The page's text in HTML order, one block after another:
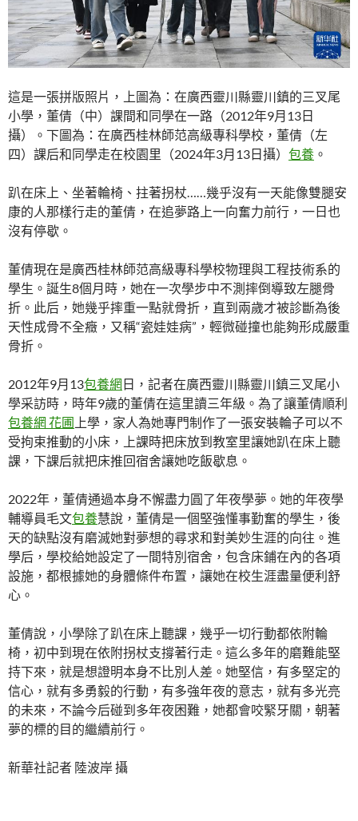
這是一張拼版照片，上圖為：在廣西靈川縣靈川鎮的三叉尾
小學，董倩（中）課間和同學在一路（2012年9月13日
攝）。下圖為：在廣西桂林師范高級專科學校，董倩（左
四）課后和同學走在校園里（2024年3月13日攝） 包養 。
趴在床上、坐著輪椅、拄著拐杖……幾乎沒有一天能像雙腿安
康的人那樣行走的董倩，在追夢路上一向奮力前行，一日也
沒有停歇。
董倩現在是廣西桂林師范高級專科學校物理與工程技術系的
學生。誕生8個月時，她在一次學步中不測摔倒導致左腿骨
折。此后，她幾乎摔重一點就骨折，直到兩歲才被診斷為後
天性成骨不全癥，又稱“瓷娃娃病”，輕微碰撞也能夠形成嚴重
骨折。
2012年9月13包養網日，記者在廣西靈川縣靈川鎮三叉尾小
學采訪時，時年9歲的董倩在這里讀三年級。為了讓董倩順利
包養網 花圃 上學，家人為她專門制作了一張安裝輪子可以不
受拘束推動的小床，上課時把床放到教室里讓她趴在床上聽
課，下課后就把床推回宿舍讓她吃飯歇息。
2022年，董倩通過本身不懈盡力圓了年夜學夢。她的年夜學
輔導員毛文包養慧說，董倩是一個堅強懂事勤奮的學生，後
天的缺點沒有磨滅她對夢想的尋求和對美妙生涯的向往。進
學后，學校給她設定了一間特別宿舍，包含床鋪在內的各項
設施，都根據她的身體條件布置，讓她在校生涯盡量便利舒
心。
董倩說，小學除了趴在床上聽課，幾乎一切行動都依附輪
椅，初中到現在依附拐杖支撐著行走。這么多年的磨難能堅
持下來，就是想證明本身不比別人差。她堅信，有多堅定的
信心，就有多勇毅的行動，有多強年夜的意志，就有多光亮
的未來，不論今后碰到多年夜困難，她都會咬緊牙關，朝著
夢的標的目的繼續前行。
新華社記者 陸波岸 攝